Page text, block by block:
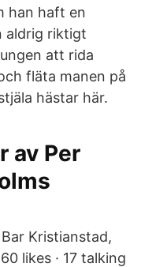
han haft en
aldrig riktigt
att rida
fläta manen på
hästar här.
av Per
Kristianstad,
likes · 17 talking